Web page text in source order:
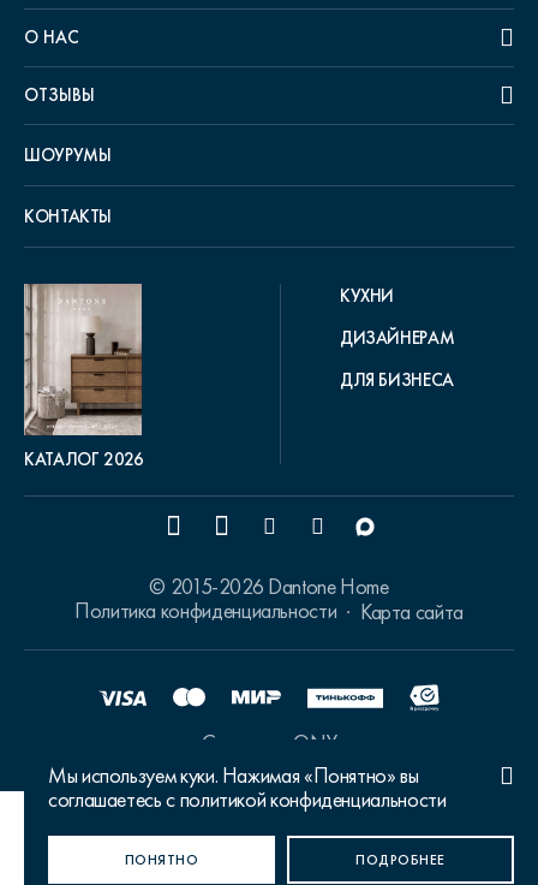
ДА, ВЕРНО НЕТ, ИЗМЕНИТЬ
Мы используем куки. Нажимая «Понятно» вы
соглашаетесь с политикой конфиденциальности
ПОНЯТНО ПОДРОБНЕЕ
О НАС
ОТЗЫВЫ
ШОУРУМЫ
КОНТАКТЫ
КАТАЛОГ 2026
КУХНИ
ДИЗАЙНЕРАМ
ДЛЯ БИЗНЕСА
© 2015-2026 Dantone Home
Политика конфиденциальности
Карта сайта
Сделано в ONY